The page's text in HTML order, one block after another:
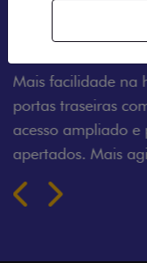
As
a dia.
Mais